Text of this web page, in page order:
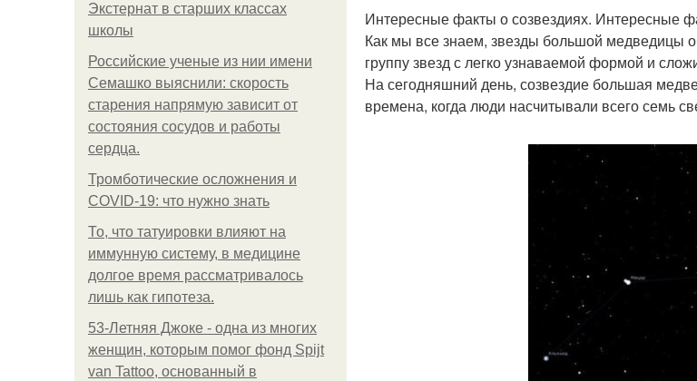
Экстернат в старших классах
школы
Российские ученые из нии имени
Семашко выяснили: скорость
старения напрямую зависит от
состояния сосудов и работы
сердца.
Тромботические осложнения и
COVID-19: что нужно знать
То, что татуировки влияют на
иммунную систему, в медицине
долгое время рассматривалось
лишь как гипотеза.
53-Летняя Джоке - одна из многих
женщин, которым помог фонд Spijt
van Tattoo, основанный в
Интересные факты о созвездиях. Интересные
Как мы все знаем, звезды большой медведицы
группу звезд с легко узнаваемой формой и
На сегодняшний день, созвездие большая
времена, когда люди насчитывали всего семь